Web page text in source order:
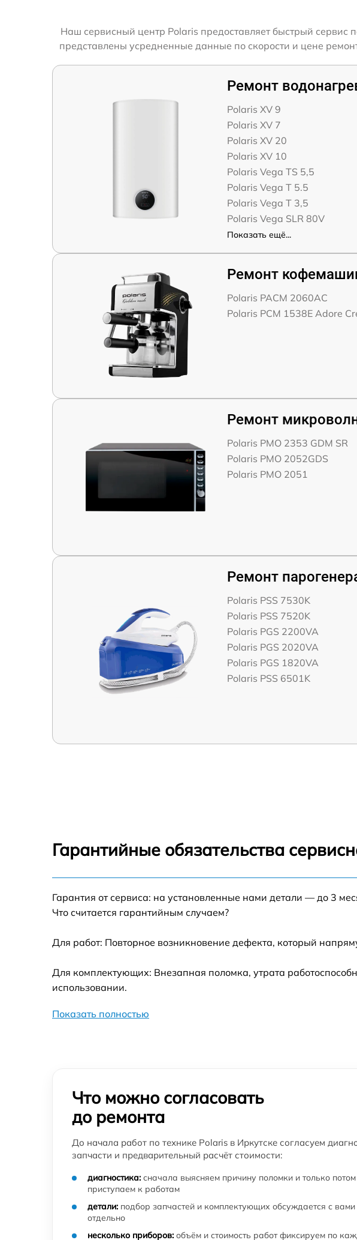
Наш сервисный центр Polaris предоставляет быстрый сервис
представлены усредненные данные по скорости и цене
Ремонт
Polaris XV 9
Polaris XV 7
Polaris XV 20
Polaris XV 10
Polaris Vega TS 5,5
Polaris Vega T 5.5
Polaris Vega T 3,5
Polaris Vega SLR 80V
Показать ещё...
Ремонт
Polaris PACM 2060AC
Polaris PCM 1538E Adore
Ремонт
Polaris PMO 2353 GDM SR
Polaris PMO 2052GDS
Polaris PMO 2051
Ремонт
Polaris PSS 7530K
Polaris PSS 7520K
Polaris PGS 2200VA
Polaris PGS 2020VA
Polaris PGS 1820VA
Polaris PSS 6501K
Гарантийные обязательства
Гарантия от сервиса: на установленные нами детали — до 3
Что считается гарантийным случаем?
Для работ: Повторное возникновение дефекта, который
Для комплектующих: Внезапная поломка, утрата
использовании.
Показать полностью
Что можно согласовать
до ремонта
До начала работ по технике Polaris в Иркутске согласуем
запчасти и предварительный расчёт стоимости:
диагностика: сначала выясняем причину поломки и только потом
приступаем к работам
детали: подбор запчастей и комплектующих обсуждается с вами
отдельно
несколько приборов: объём и стоимость работ фиксируем по